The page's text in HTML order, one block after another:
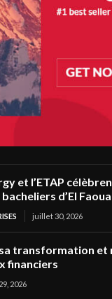
et l’ETAP
d’El
juillet 30, 2026
transformation et
financiers
2026